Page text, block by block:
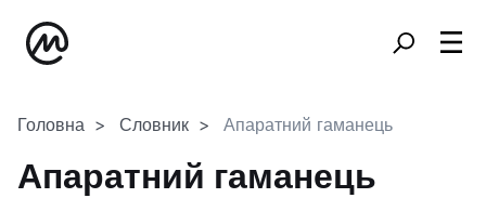
Головна Словник Апаратний гаманець
Апаратний гаманець